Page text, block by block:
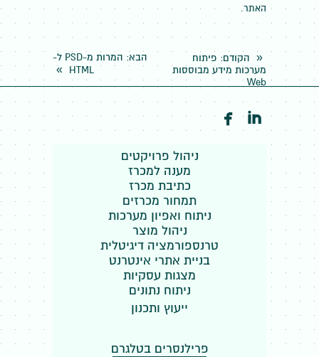
האתר.
« הקודם: פיתוח
מערכות מידע מבוססות
Web
הבא
: המרות מ-PSD ל-
HTML
»
 
ניהול פרויקטים
מענה למכרז
כתיבת מכרז
תמחור מכרזים
ניתוח ואפיון מערכות
ניהול מוצר
טרנספורמציה דיגיטלית
בניית אתרי אינטרנט
מצגות עסקיות
ניתוח נתונים
ייעוץ ותכנון
פרילנסרים בטלגרם